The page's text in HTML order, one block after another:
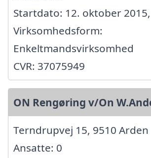
Startdato: 12. oktober 2015,
Virksomhedsform:
Enkeltmandsvirksomhed
CVR: 37075949
ON Rengøring v/On
Terndrupvej 15, 9510 Arden
Ansatte: 0